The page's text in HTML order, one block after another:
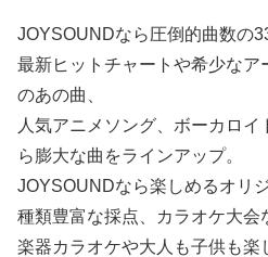
JOYSOUNDなら圧倒的曲数の
最新ヒットチャートや希少なア
のあの曲、
人気アニメソング、ボーカロ
ら膨大な曲をラインアップ。
JOYSOUNDなら楽しめるオリ
種類豊富な採点、カラオケ大会
楽器カラオケや大人も子供も楽